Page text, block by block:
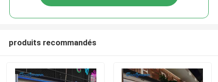
produits recommandés